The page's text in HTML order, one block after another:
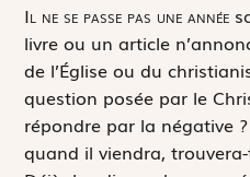
Il ne se passe pas une année
livre ou un article
de l’Église ou du
question posée par le
répondre par la négative ?
quand il viendra,